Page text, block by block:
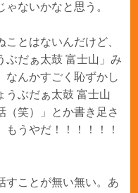
ないかなと思う。
とはないんだけど、
ぶだぁ太鼓 富士山」み
なんかすごく恥ずかし
うぶだぁ太鼓 富士山
（笑）」とか書き足さ
うやだ！！！！！！
すことが無い無い。あ